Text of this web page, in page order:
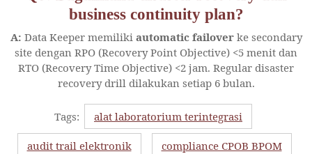
business continuity plan?
A: Data Keeper memiliki automatic failoverke secondary
site dengan RPO (Recovery Point Objective) <5 menit dan
RTO (Recovery Time Objective) <2 jam. Regular disaster
recovery drill dilakukan setiap 6 bulan.
Tags: alat laboratorium terintegrasi
audit trail elektronik compliance CPOB BPOM